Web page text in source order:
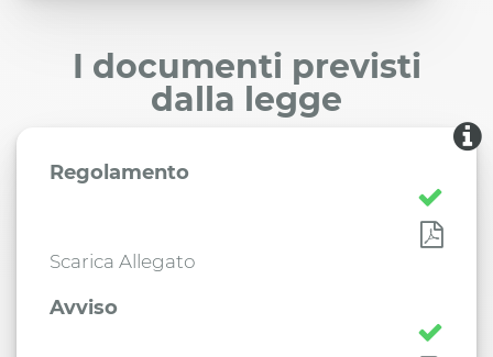
I documenti previsti
dalla legge
Regolamento
Scarica Allegato
Avviso